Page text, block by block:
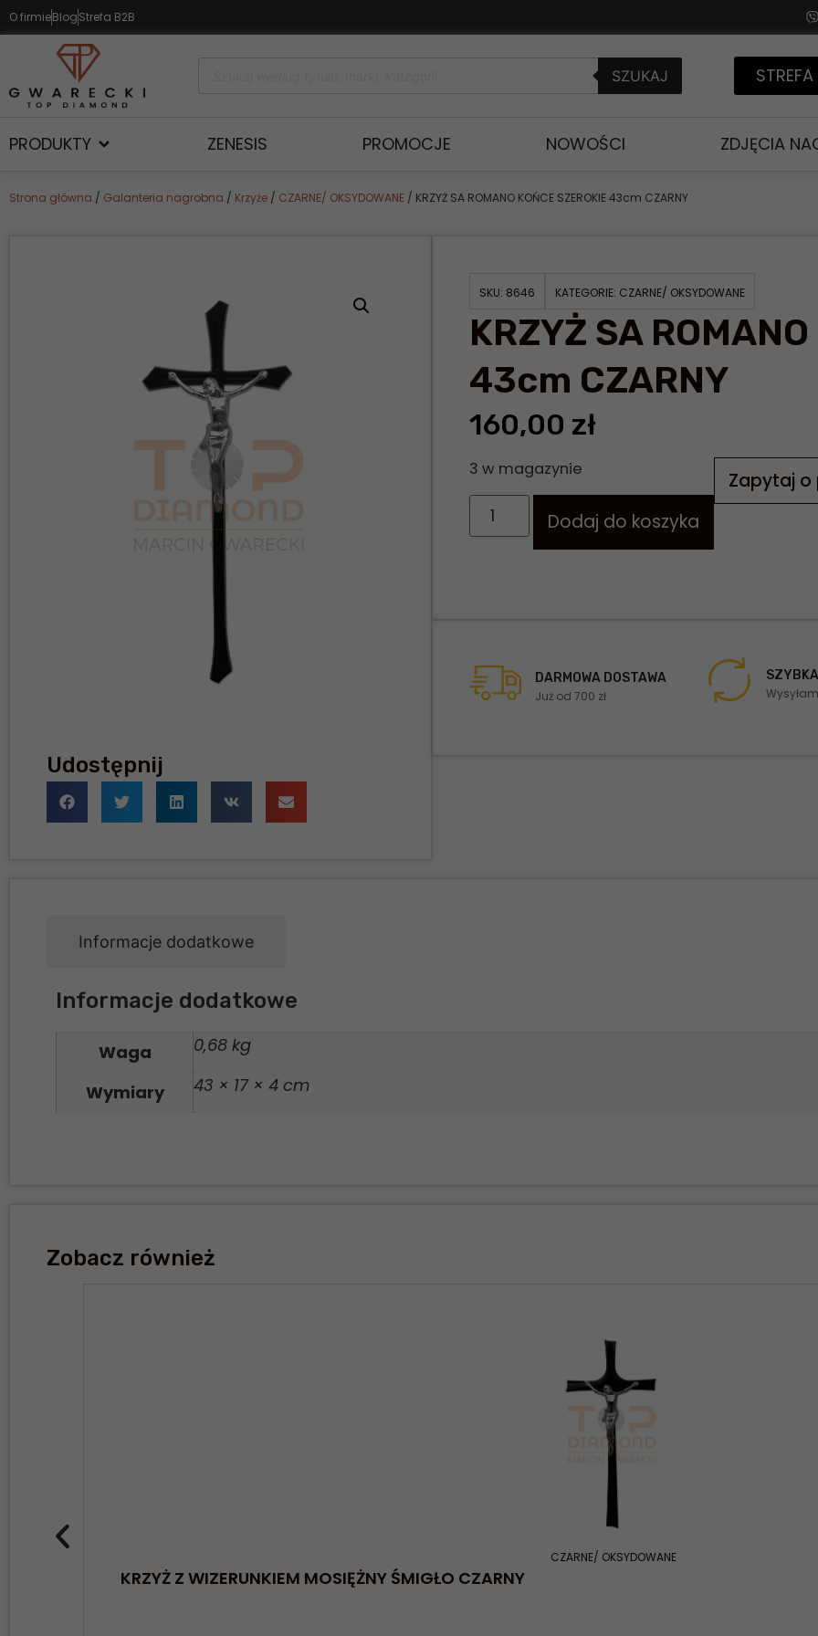
O firmieBlogStrefa B2B
SZUKAJ
PRODUKTY ZENESIS PROMOCJE NOWOŚCI ZDJĘCIA
Strona główna / Galanteria nagrobna / Krzyże / CZARNE/ OKSYDOWANE / KRZYŻ SA ROMANO KOŃCE SZEROKIE 43cm CZARNY
Udostępnij
SKU: 8646 KATEGORIE: CZARNE/ OKSYDOWANE
KRZYŻ SA
43cm CZARNY
160,00 zł
3 w magazynie
Dodaj do koszyka
Zapytaj
DARMOWA DOSTAWA
Już od 700 zł
Informacje dodatkowe
Informacje dodatkowe
Waga 0,68 kg
Wymiary 43 × 17 × 4 cm
Zobacz również
CZARNE/ OKSYDOWANE
KRZYŻ Z WIZERUNKIEM MOSIĘŻNY ŚMIGŁO CZARNY